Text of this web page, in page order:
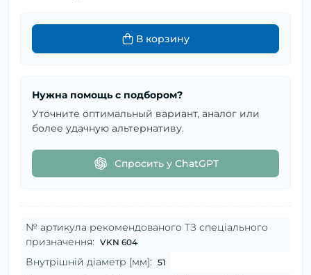
В корзину
Нужна помощь с подбором?
Уточните оптимальный вариант, аналог или
более удачную альтернативу.
Спросить у ChatGPT
№ артикула рекомендованого ТЗ спеціального
призначення: VKN 604
Внутрішній діаметр [мм]: 51